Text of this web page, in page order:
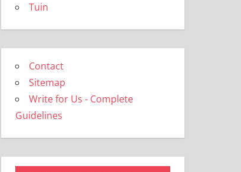
Tuin
Contact
Sitemap
Write for Us - Complete
Guidelines